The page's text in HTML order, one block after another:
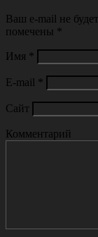
Ваш e-mail не
помечены *
Имя *
E-mail *
Сайт
Комментарий